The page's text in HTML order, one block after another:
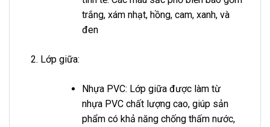
trắng, xám nhạt, hồng, cam, xanh, và
đen
Lớp giữa:
Nhựa PVC: Lớp giữa được làm từ
nhựa PVC chất lượng cao, giúp sản
phẩm có khả năng chống thấm nước,